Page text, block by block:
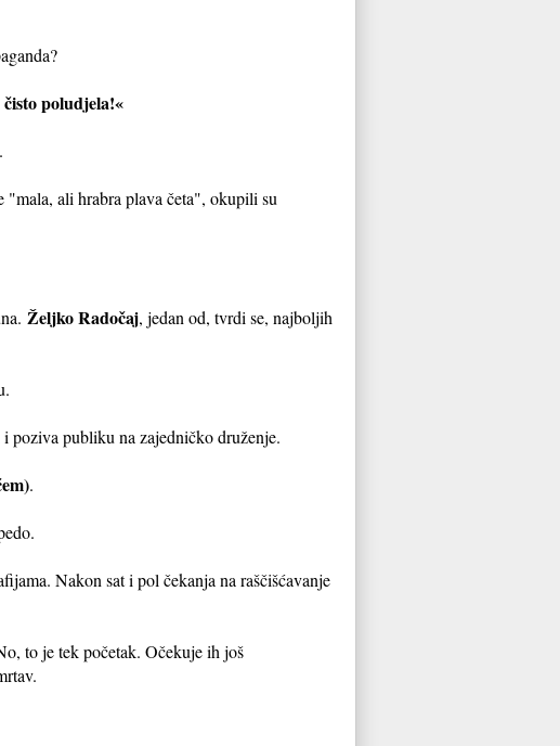
poludjela!«
ali hrabra plava četa", okupili su
Željko Radočaj, jedan od, tvrdi se, najboljih
poziva publiku na zajedničko druženje.
.
Nakon sat i pol čekanja na raščišćavanje
to je tek početak. Očekuje ih još